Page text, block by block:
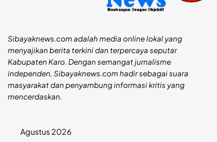
Sibayaknews.com adalah media online lokal yang
menyajikan berita terkini dan terpercaya seputar
Kabupaten Karo. Dengan semangat jurnalisme
independen, Sibayaknews.com hadir sebagai suara
masyarakat dan penyambung informasi kritis yang
mencerdaskan.
Agustus 2026